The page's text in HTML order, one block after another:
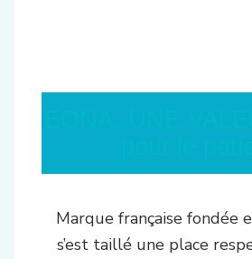
Marque française fondée
s’est taillé une place